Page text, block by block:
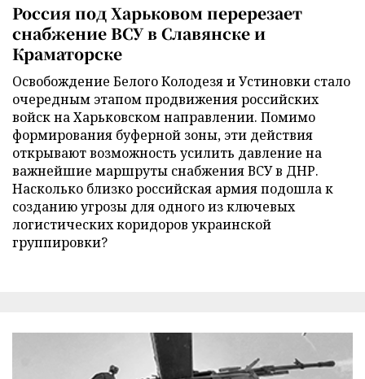
Россия под Харьковом перерезает
снабжение ВСУ в Славянске и
Краматорске
Освобождение Белого Колодезя и Устиновки стало
очередным этапом продвижения российских
войск на Харьковском направлении. Помимо
формирования буферной зоны, эти действия
открывают возможность усилить давление на
важнейшие маршруты снабжения ВСУ в ДНР.
Насколько близко российская армия подошла к
созданию угрозы для одного из ключевых
логистических коридоров украинской
группировки?